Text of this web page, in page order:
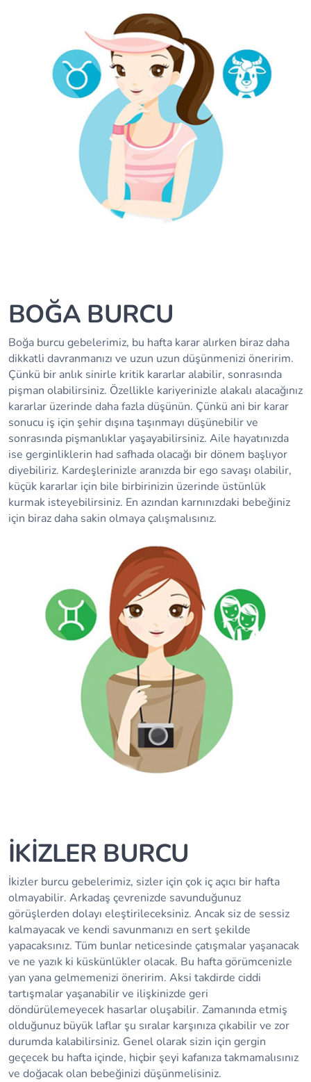
BOĞA BURCU
Boğa burcu gebelerimiz, bu hafta karar alırken biraz daha
dikkatli davranmanızı ve uzun uzun düşünmenizi öneririm.
Çünkü bir anlık sinirle kritik kararlar alabilir, sonrasında
pişman olabilirsiniz. Özellikle kariyerinizle alakalı alacağınız
kararlar üzerinde daha fazla düşünün. Çünkü ani bir karar
sonucu iş için şehir dışına taşınmayı düşünebilir ve
sonrasında pişmanlıklar yaşayabilirsiniz. Aile hayatınızda
ise gerginliklerin had safhada olacağı bir dönem başlıyor
diyebiliriz. Kardeşlerinizle aranızda bir ego savaşı olabilir,
küçük kararlar için bile birbirinizin üzerinde üstünlük
kurmak isteyebilirsiniz. En azından karnınızdaki bebeğiniz
için biraz daha sakin olmaya çalışmalısınız.
İKİZLER BURCU
İkizler burcu gebelerimiz, sizler için çok iç açıcı bir hafta
olmayabilir. Arkadaş çevrenizde savunduğunuz
görüşlerden dolayı eleştirileceksiniz. Ancak siz de sessiz
kalmayacak ve kendi savunmanızı en sert şekilde
yapacaksınız. Tüm bunlar neticesinde çatışmalar yaşanacak
ve ne yazık ki küskünlükler olacak. Bu hafta görümcenizle
yan yana gelmemenizi öneririm. Aksi takdirde ciddi
tartışmalar yaşanabilir ve ilişkinizde geri
döndürülemeyecek hasarlar oluşabilir. Zamanında etmiş
olduğunuz büyük laflar şu sıralar karşınıza çıkabilir ve zor
durumda kalabilirsiniz. Genel olarak sizin için gergin
geçecek bu hafta içinde, hiçbir şeyi kafanıza takmamalısınız
ve doğacak olan bebeğinizi düşünmelisiniz.